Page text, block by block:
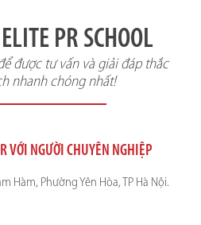
PR SCHOOL
được tư vấn và giải đáp thắc
nhanh chóng nhất!
VỚI NGƯỜI CHUYÊN NGHIỆP
Hàm, Phường Yên Hòa, TP Hà Nội.